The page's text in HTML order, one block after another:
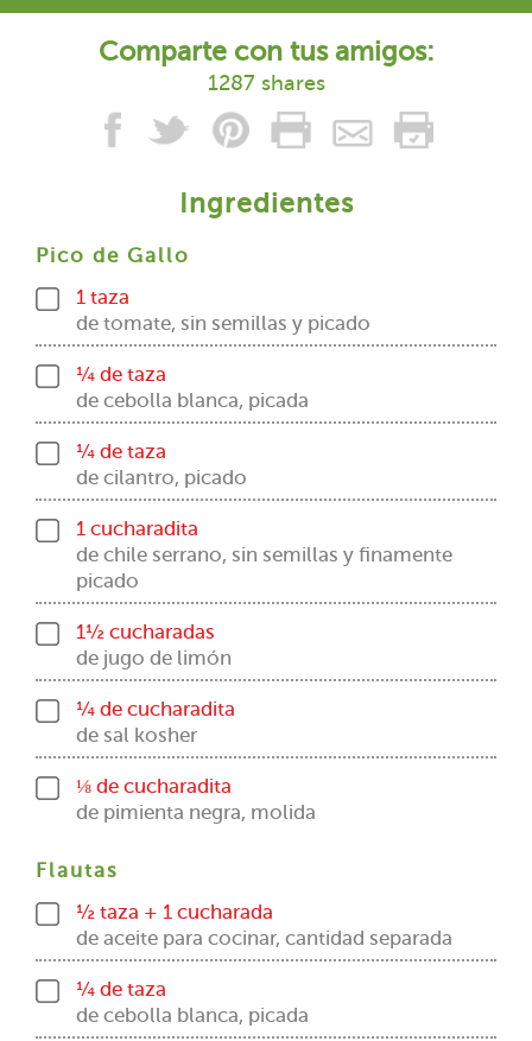
Comparte con tus amigos:
1287 shares
Ingredientes
Pico de Gallo
1 taza
de tomate, sin semillas y picado
¼ de taza
de cebolla blanca, picada
¼ de taza
de cilantro, picado
1 cucharadita
de chile serrano, sin semillas y finamente
picado
1½ cucharadas
de jugo de limón
¼ de cucharadita
de sal kosher
⅛ de cucharadita
de pimienta negra, molida
Flautas
½ taza + 1 cucharada
de aceite para cocinar, cantidad separada
¼ de taza
de cebolla blanca, picada